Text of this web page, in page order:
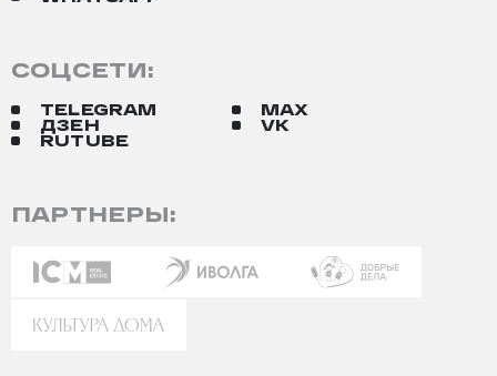
ПАРТНЕРЫ:
СОЦСЕТИ:
TELEGRAM
MAX
ДЗЕН
VK
RUTUBE